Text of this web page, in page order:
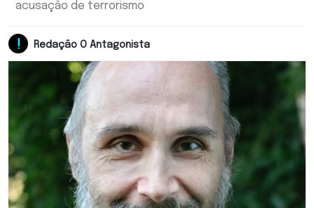
acusação de terrorismo
Redação O Antagonista